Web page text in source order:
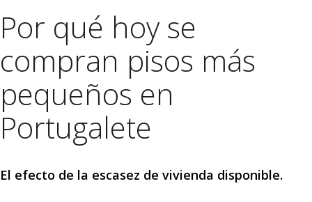
Por qué hoy se
compran pisos más
pequeños en
Portugalete
El efecto de la escasez de vivienda disponible.